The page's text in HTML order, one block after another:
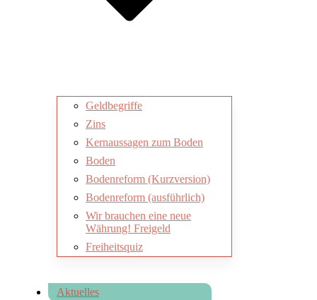
Geldbegriffe
Zins
Kernaussagen zum Boden
Boden
Bodenreform (Kurzversion)
Bodenreform (ausführlich)
Wir brauchen eine neue
Währung! Freigeld
Freiheitsquiz
Aktuelles